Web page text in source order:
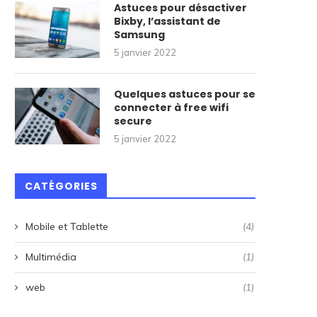
Astuces pour désactiver
Bixby, l’assistant de
Samsung
5 janvier 2022
Quelques astuces pour se
connecter à free wifi
secure
5 janvier 2022
CATÉGORIES
Mobile et Tablette (4)
Multimédia (1)
web (1)